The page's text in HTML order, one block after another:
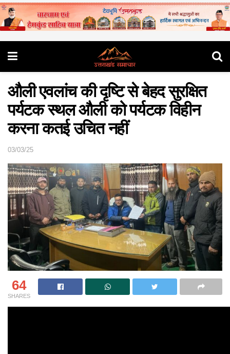
औली एवलांच की दृष्टि से बेहद सुरक्षित
पर्यटक स्थल औली को पर्यटक विहीन
करना कतई उचित नहीं
03/03/25
64
SHARES